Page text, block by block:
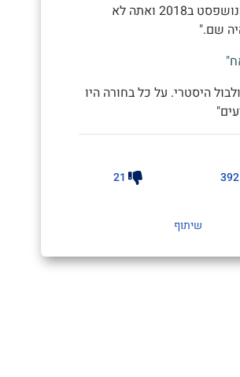
- "נסעתי למנושפסט ב2018 ואתה לא
שם."
היסטרי. על כל בחורה היו
392
21
שיתוף